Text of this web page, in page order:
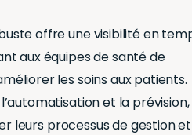
offre une visibilité en
aux équipes de santé de
les soins aux patients.
et la
leurs processus de gestion